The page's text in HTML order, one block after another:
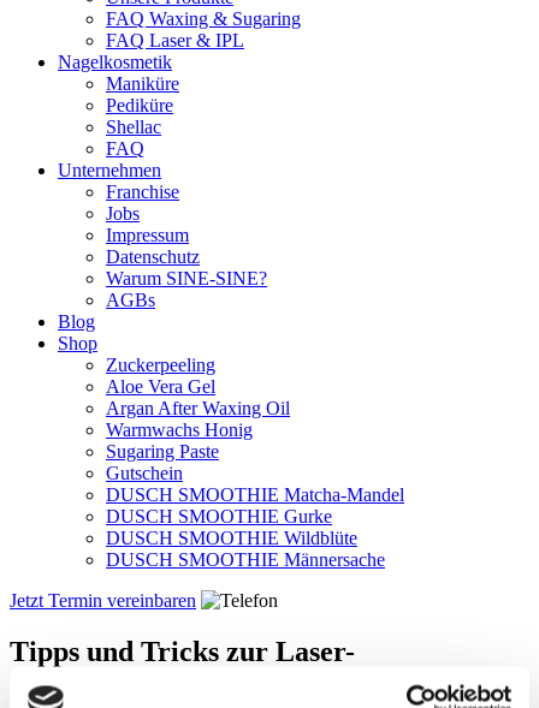
FAQ Waxing & Sugaring
FAQ Laser & IPL
Nagelkosmetik
Maniküre
Pediküre
Shellac
FAQ
Unternehmen
Franchise
Jobs
Impressum
Datenschutz
Warum SINE-SINE?
AGBs
Blog
Shop
Zuckerpeeling
Aloe Vera Gel
Argan After Waxing Oil
Warmwachs Honig
Sugaring Paste
Gutschein
DUSCH SMOOTHIE Matcha-Mandel
DUSCH SMOOTHIE Gurke
DUSCH SMOOTHIE Wildblüte
DUSCH SMOOTHIE Männersache
Jetzt Termin vereinbaren
Tipps und Tricks zur Laser-
Haarentfernung: Alle Infos im FAQ